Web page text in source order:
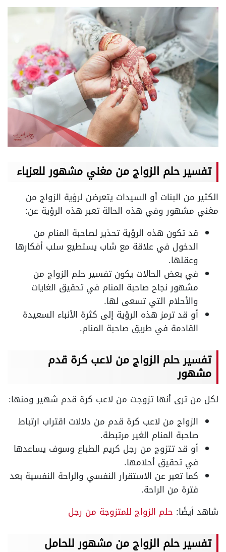
تفسير حلم الزواج من مغني مشهور للعزباء
الكثير من البنات أو السيدات يتعرضن لرؤية الزواج من
مغني مشهور وفي هذه الحالة تعبر هذه الرؤية عن:
قد تكون هذه الرؤية تحذير لصاحبة المنام من
الدخول في علاقة مع شاب يستطيع سلب أفكارها
وعقلها.
في بعض الحالات يكون تفسير حلم الزواج من
مشهور نجاح صاحبة المنام في تحقيق الغايات
والأحلام التي تسعى لها.
أو قد ترمز هذه الرؤية إلى كثرة الأنباء السعيدة
القادمة في طريق صاحبة المنام.
تفسير حلم الزواج من لاعب كرة قدم
مشهور
لكل من ترى أنها تزوجت من لاعب كرة قدم شهير ومنها:
الزواج من لاعب كرة قدم من دلالات اقتراب ارتباط
صاحبة المنام الغير مرتبطة.
أو قد تتزوج من رجل كريم الطباع وسوف يساعدها
في تحقيق أحلامها.
كما تعبر عن الاستقرار النفسي والراحة النفسية بعد
فترة من الراحة.
شاهد أيضًا: حلم الزواج للمتزوجة من رجل
تفسير حلم الزواج من مشهور للحامل